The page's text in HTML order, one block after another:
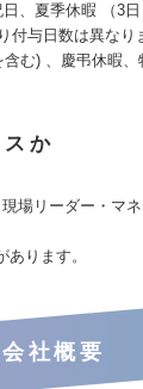
、夏季休暇 （3
付与日数は異なり
む) 、慶弔休暇
か
場リーダー・マ
ります。
会社概要